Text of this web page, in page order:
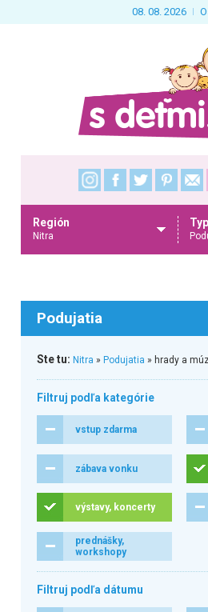
08. 08. 2026
Región
Nitra
Podujatia
Ste tu: Nitra » Podujatia » hrady a
Filtruj podľa kategórie
vstup zdarma
zábava vonku
výstavy, koncerty
prednášky,
workshopy
Filtruj podľa dátumu